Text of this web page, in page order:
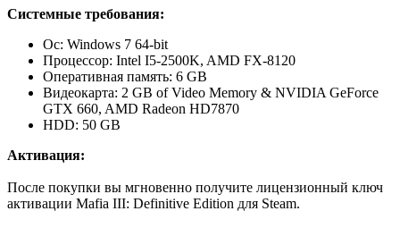
Системные требования:
Ос: Windows 7 64-bit
Процессор: Intel I5-2500K, AMD FX-8120
Оперативная память: 6 GB
Видеокарта: 2 GB of Video Memory & NVIDIA GeForce
GTX 660, AMD Radeon HD7870
HDD: 50 GB
Активация:
После покупки вы мгновенно получите лицензионный ключ
активации Mafia III: Definitive Edition для Steam.